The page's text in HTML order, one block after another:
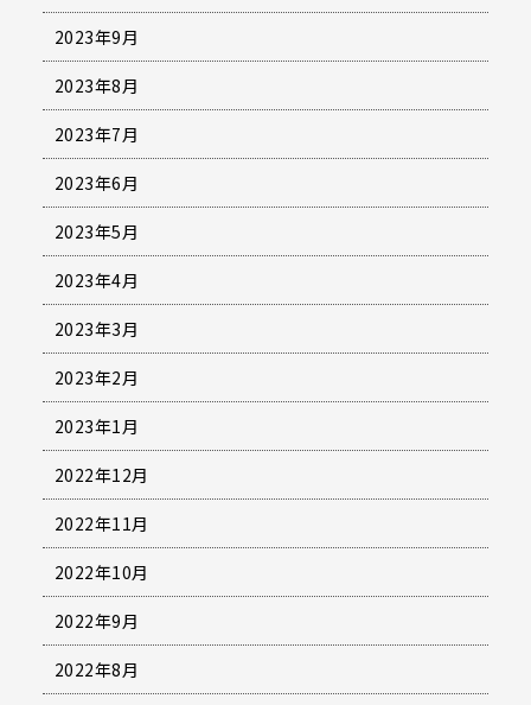
2023年9月
2023年8月
2023年7月
2023年6月
2023年5月
2023年4月
2023年3月
2023年2月
2023年1月
2022年12月
2022年11月
2022年10月
2022年9月
2022年8月